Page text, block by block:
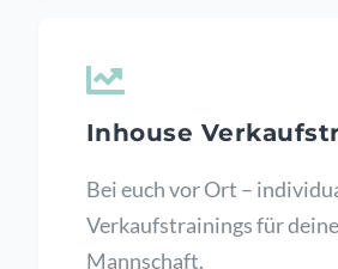
Inhouse
Bei euch vor Ort –
Verkaufstrainings für deine
Mannschaft.